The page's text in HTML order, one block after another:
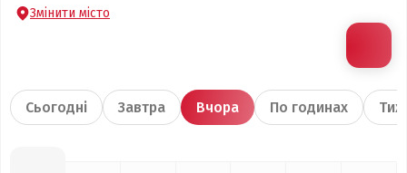
Змінити місто
Сьогодні Завтра Вчора По годинах